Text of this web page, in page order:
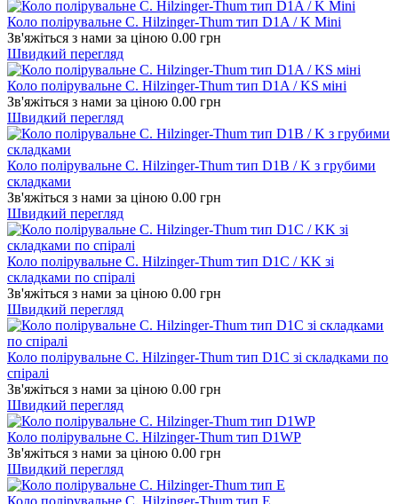
Коло полірувальне C. Hilzinger-Thum тип D1A / K Mini
Зв'яжіться з нами за ціною 0.00 грн
Швидкий перегляд
Коло полірувальне C. Hilzinger-Thum тип D1A / KS міні
Зв'яжіться з нами за ціною 0.00 грн
Швидкий перегляд
Коло полірувальне C. Hilzinger-Thum тип D1B / K з грубими
складками
Зв'яжіться з нами за ціною 0.00 грн
Швидкий перегляд
Коло полірувальне C. Hilzinger-Thum тип D1C / KK зі
складками по спіралі
Зв'яжіться з нами за ціною 0.00 грн
Швидкий перегляд
Коло полірувальне C. Hilzinger-Thum тип D1C зі складками по
спіралі
Зв'яжіться з нами за ціною 0.00 грн
Швидкий перегляд
Коло полірувальне C. Hilzinger-Thum тип D1WP
Зв'яжіться з нами за ціною 0.00 грн
Швидкий перегляд